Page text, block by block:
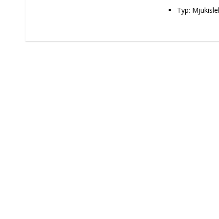
Typ: